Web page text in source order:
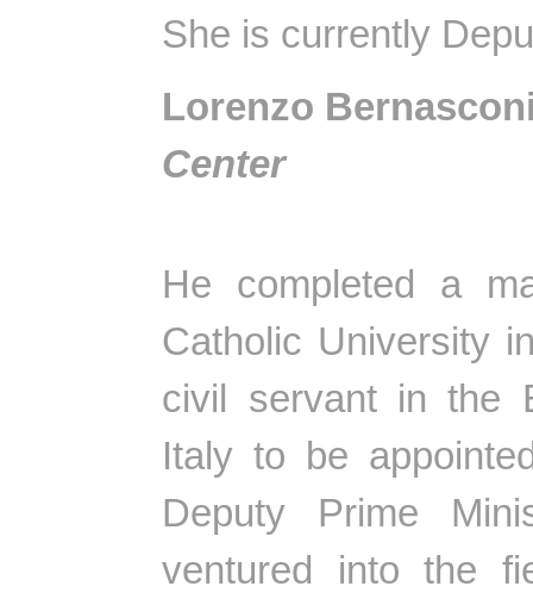
She is currently
Lorenzo
Center
He completed a
Catholic University
civil servant in the
Italy to be
Deputy Prime
ventured into the